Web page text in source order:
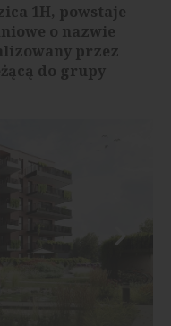
1H, powstaje
o nazwie
przez
do grupy